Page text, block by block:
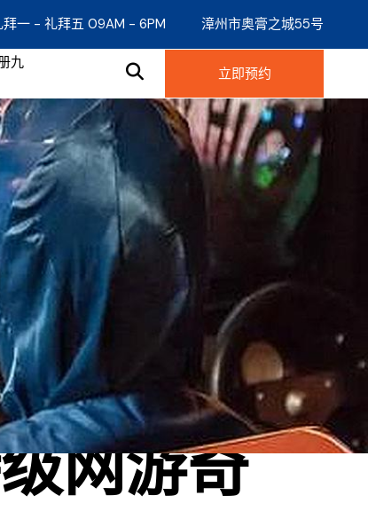
拜一 - 礼拜五 09AM - 6PM 漳州市奥膏之城55号
九
立即预约
网游奇